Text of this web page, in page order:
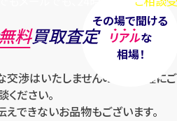
その場で聞ける
リアルな
相場！
料買取査定
渉はいたしませんのでお気軽にご
ください。
できないお品物もございます。